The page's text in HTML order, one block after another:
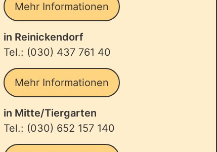
Mehr Informationen
in Reinickendorf
Tel.: (030) 437 761 40
Mehr Informationen
in Mitte/Tiergarten
Tel.: (030) 652 157 140